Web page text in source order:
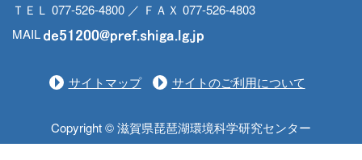
ＴＥＬ 077-526-4800 ／ ＦＡＸ 077-526-4803
MAIL
サイトマップ サイトのご利用について
Copyright © 滋賀県琵琶湖環境科学研究センター